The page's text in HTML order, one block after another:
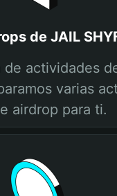
de JAIL
de actividades
varias
airdrop para ti.